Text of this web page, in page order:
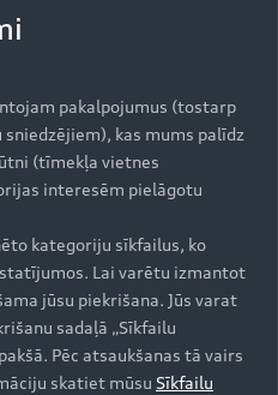
Sporta sēdekļi
atbalstu pat pie
modeļiem Audi e-tron
bagāžas
elektrodzinēju tiek
automobiļa
pieejams 450 litru
bet zem motora
ar 100 litru ietilpību.
pakalpojumus (tostarp
kas mums palīdz
(tīmekļa vietnes
interesēm pielāgotu
kategoriju sīkfailus, ko
Lai varētu izmantot
jūsu piekrišana. Jūs varat
sadaļā „Sīkfailu
Pēc atsaukšanas tā vairs
skatiet mūsu Sīkfailu